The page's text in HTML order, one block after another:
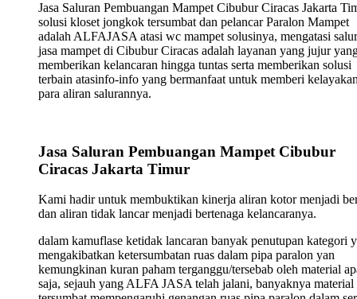
Jasa Saluran Pembuangan Mampet Cibubur Ciracas Jakarta
solusi kloset jongkok tersumbat dan pelancar Paralon Mampet
adalah ALFAJASA atasi wc mampet solusinya, mengatasi
jasa mampet di Cibubur Ciracas adalah layanan yang jujur
memberikan kelancaran hingga tuntas serta memberikan solusi
terbain atasinfo-info yang bermanfaat untuk memberi
para aliran salurannya.
Jasa Saluran Pembuangan Mampet Cibubur
Ciracas Jakarta Timur
Kami hadir untuk membuktikan kinerja aliran kotor menjadi
dan aliran tidak lancar menjadi bertenaga kelancaranya.
dalam kamuflase ketidak lancaran banyak penutupan kategori
mengakibatkan ketersumbatan ruas dalam pipa paralon yan
kemungkinan kuran paham terganggu/tersebab oleh material
saja, sejauh yang ALFA JASA telah jalani, banyaknya material